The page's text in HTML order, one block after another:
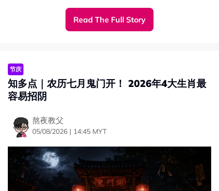
从现场拍摄画面来看，贾静雯疑似拍摄动作戏，只见她接听
合作的消息，一切仍有待官方进一步公布。
Read The Full Story
节庆
知多点｜农历七月鬼门开！ 2026年4大生肖最
容易招阴
熬夜教父
05/08/2026 | 14:45 MYT